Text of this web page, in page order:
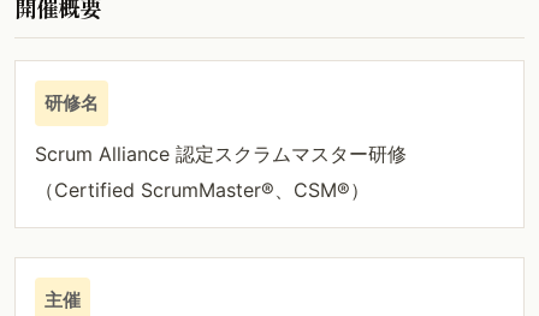
開催概要
研修名
Scrum Alliance 認定スクラムマスター研修
（Certified ScrumMaster®、CSM®）
主催